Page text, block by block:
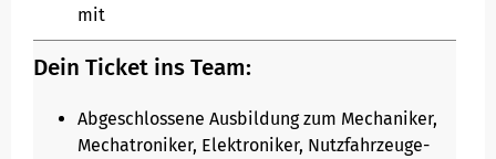
mit
Dein Ticket ins Team:
Abgeschlossene Ausbildung zum Mechaniker,
Mechatroniker, Elektroniker, Nutzfahrzeuge-